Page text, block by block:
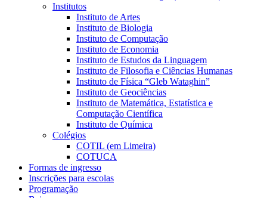
Institutos
Instituto de Artes
Instituto de Biologia
Instituto de Computação
Instituto de Economia
Instituto de Estudos da Linguagem
Instituto de Filosofia e Ciências Humanas
Instituto de Física “Gleb Wataghin”
Instituto de Geociências
Instituto de Matemática, Estatística e
Computação Científica
Instituto de Química
Colégios
COTIL (em Limeira)
COTUCA
Formas de ingresso
Inscrições para escolas
Programação